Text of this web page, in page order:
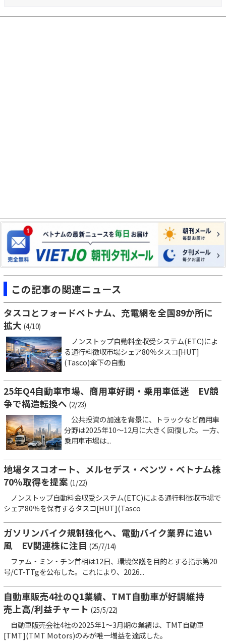
この記事の関連ニュース
タスコとフォードベトナム、充電網を全国89か所に
拡大 (4/10)
ノンストップ自動料金収受システム(ETC)によ
る通行料徴収市場シェア80％タスコ[HUT]
(Tasco)傘下の自動
25年Q4自動車市場、商用車好調・乗用車低迷 EV競
争で構造転換へ (2/23)
公共投資の加速を背景に、トラックなど商用車
分野は2025年10～12月に大きく回復した。一方、
乗用車市場は...
地場タスコオート、メルセデス・ベンツ・ベトナム株
70％取得を提案 (1/22)
ノンストップ自動料金収受システム(ETC)による通行料徴収市場で
シェア80％を保有するタスコ[HUT](Tasco
ガソリンバイク規制強化へ、電動バイク業界に追い
風 EV関連株に注目 (25/7/14)
ファム・ミン・チン首相は12日、環境保護を目的とする指示第20
号/CT-TTgを公布した。これにより、2026...
自動車販売4社のQ1業績、TMT自動車が好調維持
売上高/利益チャート (25/5/22)
自動車販売会社4社の2025年1～3月期の業績は、TMT自動車
[TMT](TMT Motors)のみが唯一増益を達成した。